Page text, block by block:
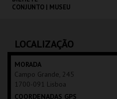
CONJUNTO | MUSEU
AQUISIÇÃO
MAIS INFO
COMPRAR
LOCALIZAÇÃO
MORADA
Campo Grande, 245
1700-091 Lisboa
COORDENADAS GPS